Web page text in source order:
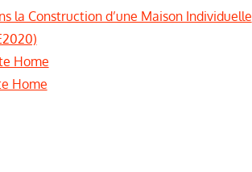
la Construction d’une Maison Individuelle
Home
Home